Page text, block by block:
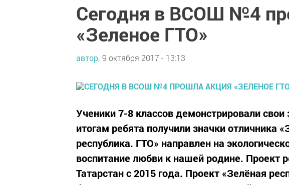
Сегодня в ВСОШ №4
«Зеленое ГТО»
автор, 9 октября 2017 - 13:13
Ученики 7-8 классов демонстрировали свои
итогам ребята получили значки отличника
республика. ГТО» направлен на
воспитание любви к нашей родине. Проект
Татарстан с 2015 года. Проект «Зелёная